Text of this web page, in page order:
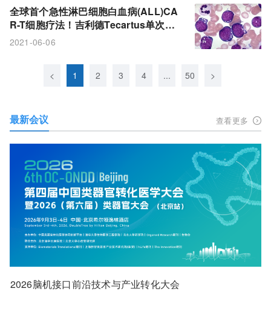
全球首个急性淋巴细胞白血病(ALL)CA
R-T细胞疗法！吉利德Tecartus单次输
注：完全缓解率71%!
2021-06-06
< 1 2 3 4 ... 50 >
最新会议 查看更多
2026脑机接口前沿技术与产业转化大会